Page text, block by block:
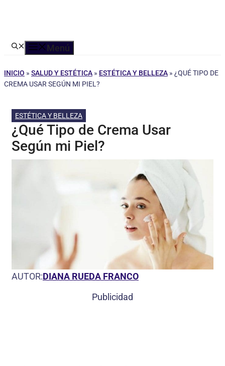
Menú
INICIO » SALUD Y ESTÉTICA » ESTÉTICA Y BELLEZA » ¿QUÉ TIPO DE
CREMA USAR SEGÚN MI PIEL?
ESTÉTICA Y BELLEZA
¿Qué Tipo de Crema Usar
Según mi Piel?
AUTOR:DIANA RUEDA FRANCO
Publicidad